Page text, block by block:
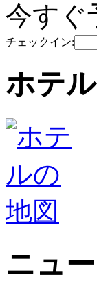
今すぐ
チェックイン:
ホテ
ニュ